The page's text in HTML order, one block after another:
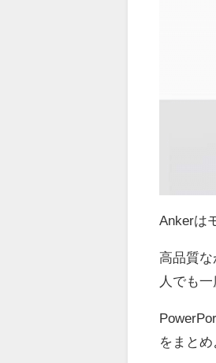
Ankerは
高品質
人でも
をまとめ